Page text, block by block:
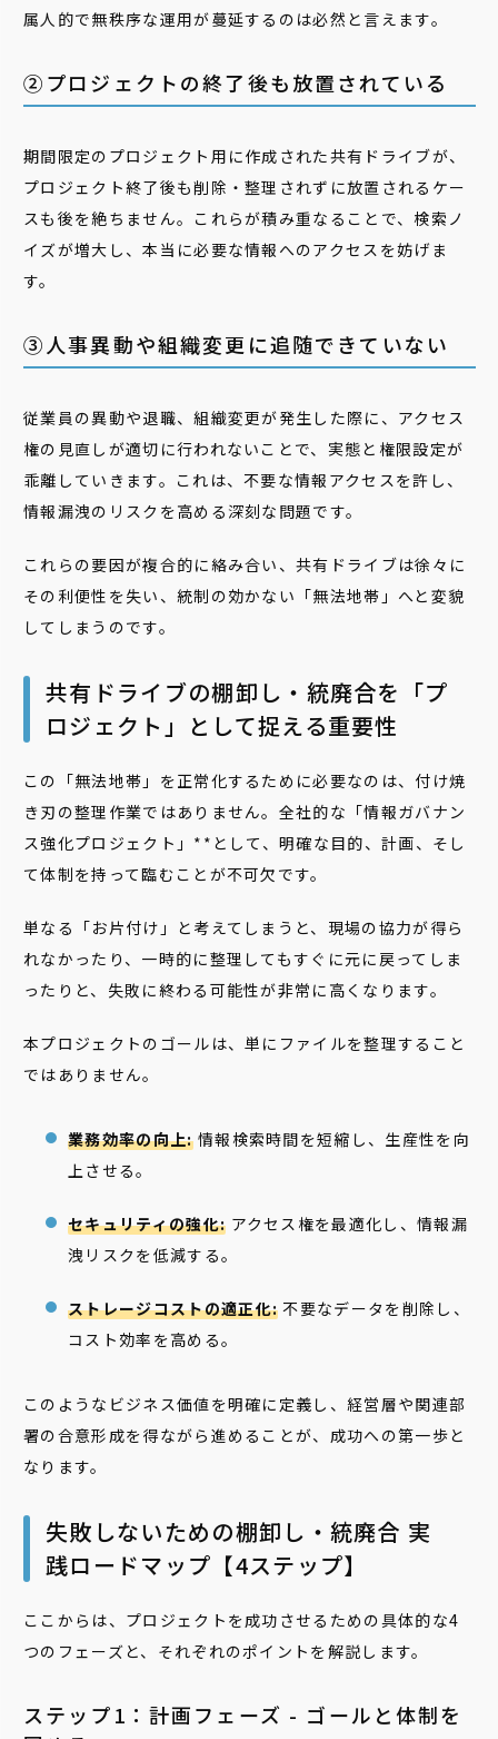
属人的で無秩序な運用が蔓延するのは必然と言えます。
②プロジェクトの終了後も放置されている
期間限定のプロジェクト用に作成された共有ドライブが、
プロジェクト終了後も削除・整理されずに放置されるケー
スも後を絶ちません。これらが積み重なることで、検索ノ
イズが増大し、本当に必要な情報へのアクセスを妨げま
す。
③人事異動や組織変更に追随できていない
従業員の異動や退職、組織変更が発生した際に、アクセス
権の見直しが適切に行われないことで、実態と権限設定が
乖離していきます。これは、不要な情報アクセスを許し、
情報漏洩のリスクを高める深刻な問題です。
これらの要因が複合的に絡み合い、共有ドライブは徐々に
その利便性を失い、統制の効かない「無法地帯」へと変貌
してしまうのです。
共有ドライブの棚卸し・統廃合を「プ
ロジェクト」として捉える重要性
この「無法地帯」を正常化するために必要なのは、付け焼
き刃の整理作業ではありません。全社的な「情報ガバナン
ス強化プロジェクト」**として、明確な目的、計画、そし
て体制を持って臨むことが不可欠です。
単なる「お片付け」と考えてしまうと、現場の協力が得ら
れなかったり、一時的に整理してもすぐに元に戻ってしま
ったりと、失敗に終わる可能性が非常に高くなります。
本プロジェクトのゴールは、単にファイルを整理すること
ではありません。
業務効率の向上:情報検索時間を短縮し、生産性を向
上させる。
セキュリティの強化: アクセス権を最適化し、情報漏
洩リスクを低減する。
ストレージコストの適正化: 不要なデータを削除し、
コスト効率を高める。
このようなビジネス価値を明確に定義し、経営層や関連部
署の合意形成を得ながら進めることが、成功への第一歩と
なります。
失敗しないための棚卸し・統廃合 実
践ロードマップ【4ステップ】
ここからは、プロジェクトを成功させるための具体的な4
つのフェーズと、それぞれのポイントを解説します。
ステップ1：計画フェーズ - ゴールと体制を